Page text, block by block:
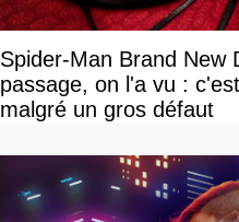
Spider-Man Brand New
passage, on l'a vu :
malgré un gros défaut